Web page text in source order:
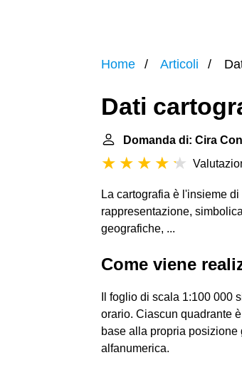
Home Articoli
Dati
Domanda di: Cira
La cartografia è l'insieme
rappresentazione,
geografiche, ...
Come viene
Il foglio di scala 1:100 000
orario. Ciascun quadrante
base alla propria
alfanumerica.